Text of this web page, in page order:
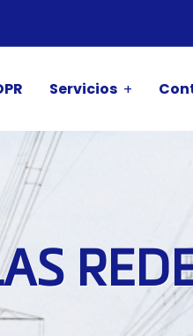
Servicios